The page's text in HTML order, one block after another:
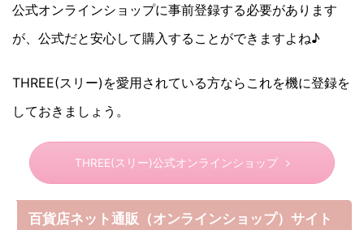
公式オンラインショップに事前登録する必要があります
が、公式だと安心して購入することができますよね♪
THREE(スリー)を愛用されている方ならこれを機に登録を
しておきましょう。
THREE(スリー)公式オンラインショップ
百貨店ネット通販（オンラインショップ）サイト